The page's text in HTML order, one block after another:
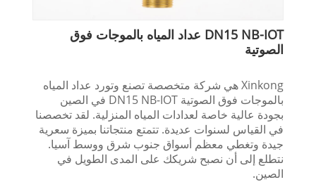
DN15 NB-IOT عداد المياه بالموجات فوق
الصوتية
Xinkong هي شركة متخصصة تصنع وتورد عداد المياه
بالموجات فوق الصوتية DN15 NB-IOT في الصين
بجودة عالية خاصة لعدادات المياه المنزلية. لقد تخصصنا
في القياس لسنوات عديدة. تتمتع منتجاتنا بميزة سعرية
جيدة وتغطي معظم أسواق جنوب شرق ووسط آسيا.
نتطلع إلى أن نصبح شريكك على المدى الطويل في
الصين.